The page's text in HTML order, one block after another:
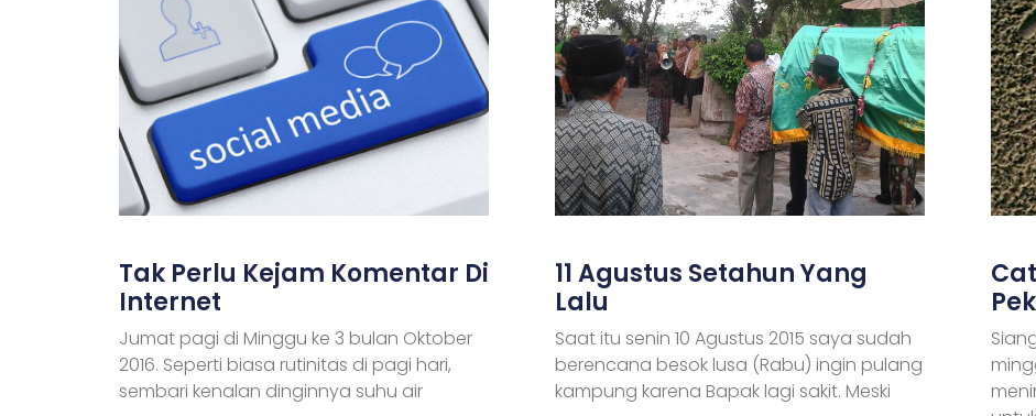
Tak Perlu Kejam Komentar Di
Internet
Jumat pagi di Minggu ke 3 bulan Oktober
2016. Seperti biasa rutinitas di pagi hari,
sembari kenalan dinginnya suhu air
11 Agustus Setahun Yang
Lalu
Saat itu senin 10 Agustus 2015 saya sudah
berencana besok lusa (Rabu) ingin pulang
kampung karena Bapak lagi sakit. Meski